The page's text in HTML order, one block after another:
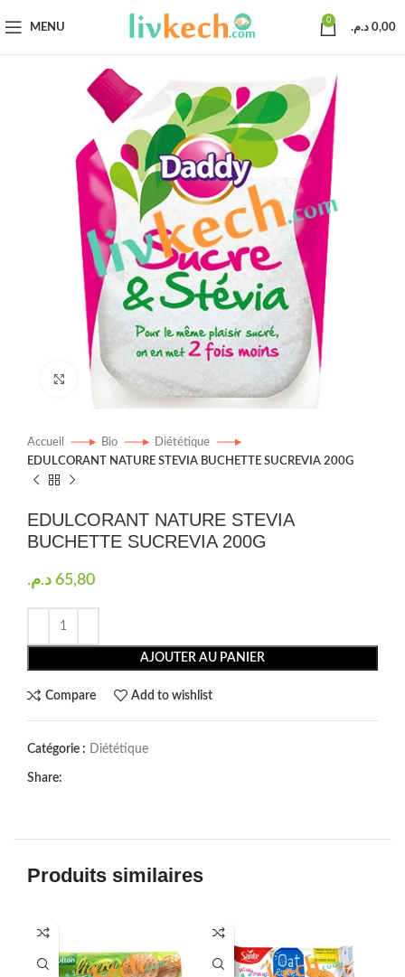
MENU
0
0,00 د.م.
Click to enlarge
Accueil Bio
Diététique
EDULCORANT NATURE STEVIA BUCHETTE SUCREVIA 200G
EDULCORANT NATURE STEVIA
BUCHETTE SUCREVIA 200G
65,80 د.م.
AJOUTER AU PANIER
Compare Add to wishlist
Catégorie : Diététique
Share:
Produits similaires